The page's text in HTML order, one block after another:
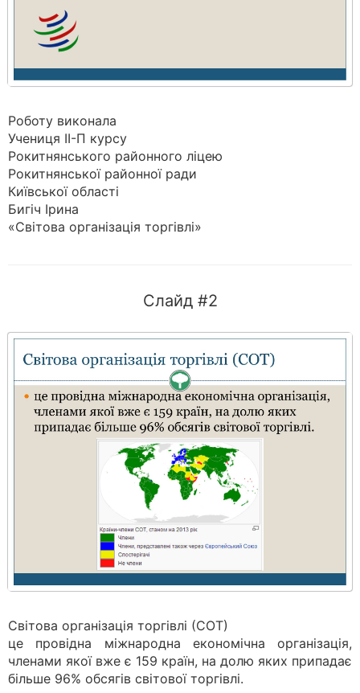
Роботу виконала
Учениця II-П курсу
Рокитнянського районного ліцею
Рокитнянської районної ради
Київської області
Бигіч Ірина
«Світова організація торгівлі»
Слайд #2
Світова організація торгівлі (СОТ)
це провідна міжнародна економічна організація,
членами якої вже є 159 країн, на долю яких припадає
більше 96% обсягів світової торгівлі.